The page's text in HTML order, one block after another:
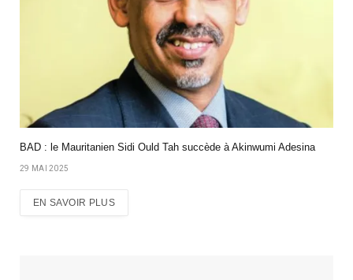
BAD : le Mauritanien Sidi Ould Tah succède à Akinwumi Adesina
29 MAI 2025
EN SAVOIR PLUS